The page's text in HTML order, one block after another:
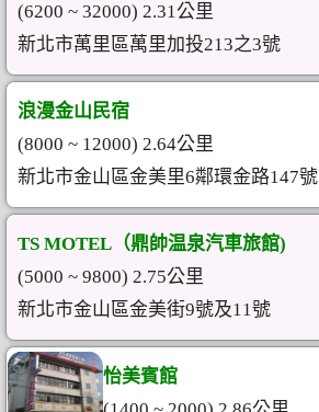
(6200 ~ 32000) 2.31公里
新北市萬里區萬里加投213之3號
浪漫金山民宿
(8000 ~ 12000) 2.64公里
新北市金山區金美里6鄰環金路147號
TS MOTEL（鼎帥温泉汽車旅館)
(5000 ~ 9800) 2.75公里
新北市金山區金美街9號及11號
怡美賓館